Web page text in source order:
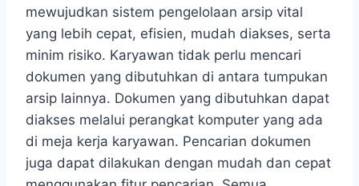
mewujudkan sistem pengelolaan arsip vital
yang lebih cepat, efisien, mudah diakses, serta
minim risiko. Karyawan tidak perlu mencari
dokumen yang dibutuhkan di antara tumpukan
arsip lainnya. Dokumen yang dibutuhkan dapat
diakses melalui perangkat komputer yang ada
di meja kerja karyawan. Pencarian dokumen
juga dapat dilakukan dengan mudah dan cepat